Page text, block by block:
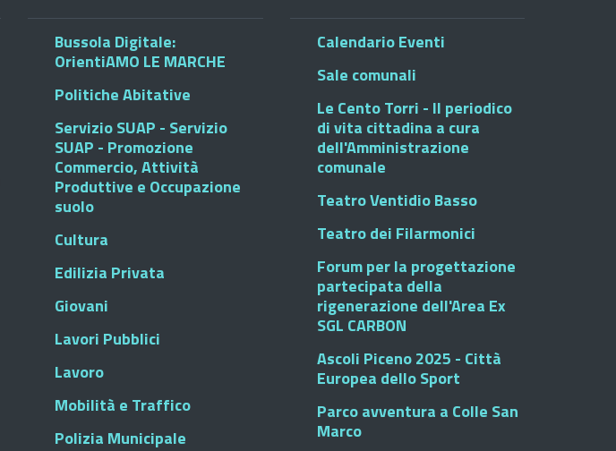
Bussola Digitale:
OrientiAMO LE MARCHE
Politiche Abitative
Servizio SUAP - Servizio
SUAP - Promozione
Commercio, Attività
Produttive e Occupazione
suolo
Cultura
Edilizia Privata
Giovani
Lavori Pubblici
Lavoro
Mobilità e Traffico
Polizia Municipale
Calendario Eventi
Sale comunali
Le Cento Torri - Il periodico
di vita cittadina a cura
dell'Amministrazione
comunale
Teatro Ventidio Basso
Teatro dei Filarmonici
Forum per la progettazione
partecipata della
rigenerazione dell'Area Ex
SGL CARBON
Ascoli Piceno 2025 - Città
Europea dello Sport
Parco avventura a Colle San
Marco